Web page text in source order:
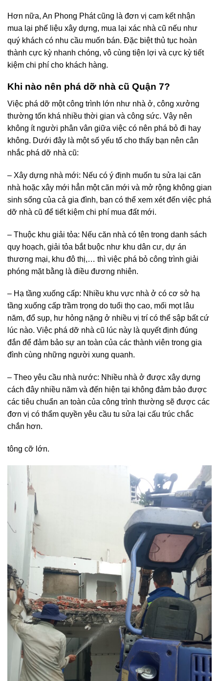
Hơn nữa, An Phong Phát cũng là đơn vị cam kết nhận
mua lại phế liệu xây dựng, mua lại xác nhà cũ nếu như
quý khách có nhu cầu muốn bán. Đặc biệt thủ tục hoàn
thành cực kỳ nhanh chóng, vô cùng tiện lợi và cực kỳ tiết
kiệm chi phí cho khách hàng.
Khi nào nên phá dỡ nhà cũ Quận 7?
Việc phá dỡ một công trình lớn như nhà ở, công xưởng
thường tốn khá nhiều thời gian và công sức. Vậy nên
không ít người phân vân giữa việc có nên phá bỏ đi hay
không. Dưới đây là một số yếu tố cho thấy bạn nên cân
nhắc phá dỡ nhà cũ:
– Xây dựng nhà mới: Nếu có ý định muốn tu sửa lại căn
nhà hoặc xây mới hẳn một căn mới và mở rộng không gian
sinh sống của cả gia đình, bạn có thể xem xét đến việc phá
dỡ nhà cũ để tiết kiệm chi phí mua đất mới.
– Thuộc khu giải tỏa: Nếu căn nhà có tên trong danh sách
quy hoạch, giải tỏa bắt buộc như khu dân cư, dự án
thương mại, khu đô thị,… thì việc phá bỏ công trình giải
phóng mặt bằng là điều đương nhiên.
– Hạ tầng xuống cấp: Nhiều khu vực nhà ở có cơ sở hạ
tầng xuống cấp trầm trọng do tuổi thọ cao, mối mọt lâu
năm, đổ sụp, hư hỏng nặng ở nhiều vị trí có thể sập bất cứ
lúc nào. Việc phá dỡ nhà cũ lúc này là quyết định đúng
đắn để đảm bảo sự an toàn của các thành viên trong gia
đình cùng những người xung quanh.
– Theo yêu cầu nhà nước: Nhiều nhà ở được xây dựng
cách đây nhiều năm và đến hiện tại không đảm bảo được
các tiêu chuẩn an toàn của công trình thường sẽ được các
đơn vị có thẩm quyền yêu cầu tu sửa lại cấu trúc chắc
chắn hơn.
tông cỡ lớn.